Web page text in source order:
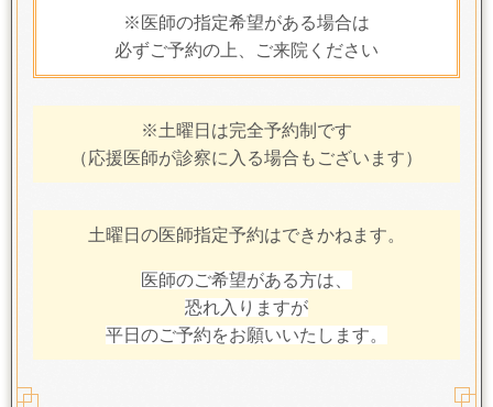
※医師の指定希望がある場合は
必ずご予約の上、ご来院ください
※土曜日は完全予約制です
（応援医師が診察に入る場合もございます）
土曜日の医師指定予約はできかねます。
医師のご希望がある方は、
恐れ入りますが
平日のご予約をお願いいたします。